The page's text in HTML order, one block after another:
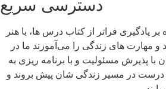
دسترسی سریع
یادگیری فراتر از کتاب درس ها، با هنر
مهارت های زندگی را می‌آموزند ما در
پذیرش مسئولیت و با برنامه ریزی به
در مسیر زندگی شان پیش بروند و